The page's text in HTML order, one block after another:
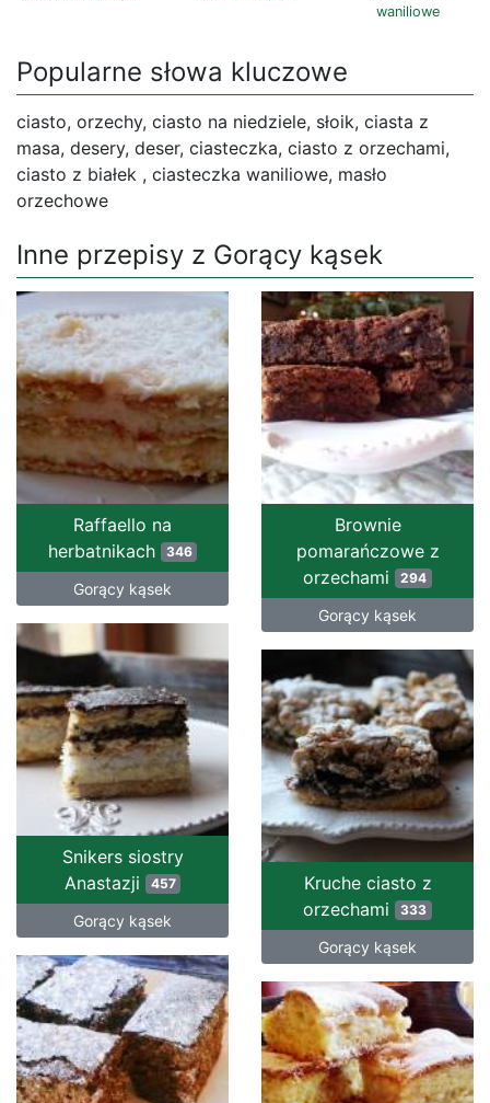
waniliowe
Popularne słowa kluczowe
ciasto, orzechy, ciasto na niedziele, słoik, ciasta z
masa, desery, deser, ciasteczka, ciasto z orzechami,
ciasto z białek , ciasteczka waniliowe, masło
orzechowe
Inne przepisy z Gorący kąsek
Raffaello na
herbatnikach
346
Gorący kąsek
Brownie
pomarańczowe z
orzechami 294
Gorący kąsek
Snikers siostry
Anastazji
457
Gorący kąsek
Kruche ciasto z
orzechami 333
Gorący kąsek